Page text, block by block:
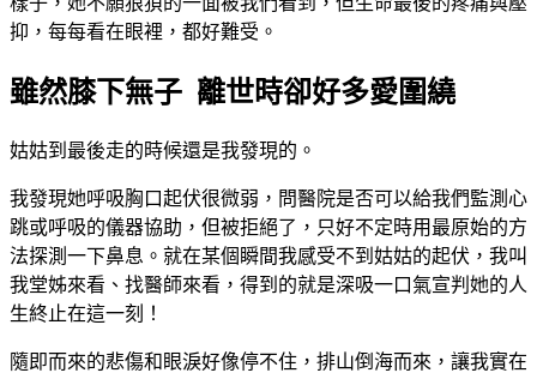
抑，每每看在眼裡，都好難受。
雖然膝下無子 離世時卻好多愛圍繞
姑姑到最後走的時候還是我發現的。
我發現她呼吸胸口起伏很微弱，問醫院是否可以給我們監測心
跳或呼吸的儀器協助，但被拒絕了，只好不定時用最原始的方
法探測一下鼻息。就在某個瞬間我感受不到姑姑的起伏，我叫
我堂姊來看、找醫師來看，得到的就是深吸一口氣宣判她的人
生終止在這一刻！
隨即而來的悲傷和眼淚好像停不住，排山倒海而來，讓我實在